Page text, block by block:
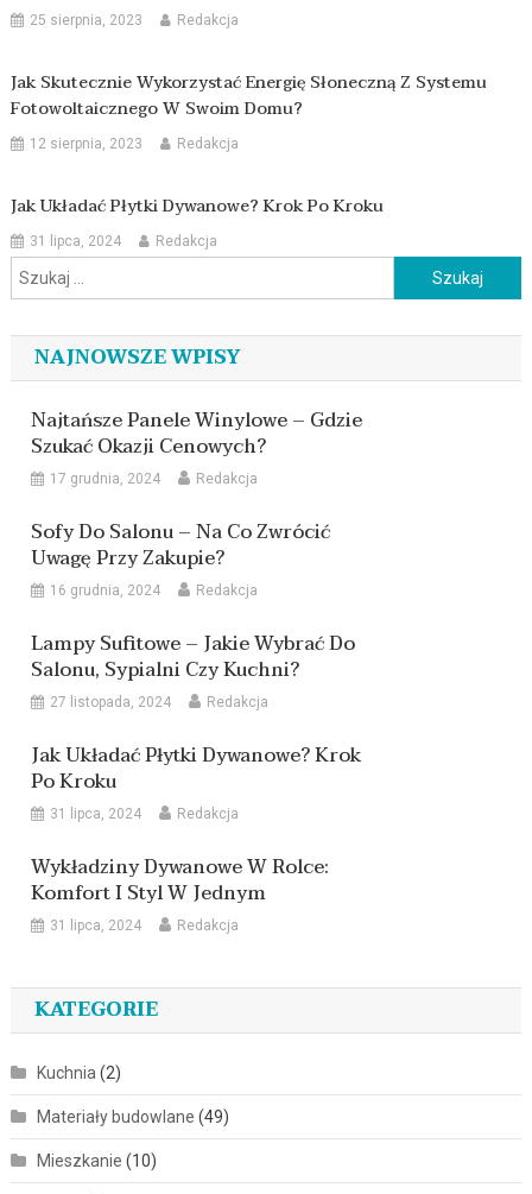
25 sierpnia, 2023 Redakcja
Jak Skutecznie Wykorzystać Energię Słoneczną Z Systemu
Fotowoltaicznego W Swoim Domu?
12 sierpnia, 2023 Redakcja
Jak Układać Płytki Dywanowe? Krok Po Kroku
31 lipca, 2024 Redakcja
Szukaj:
NAJNOWSZE WPISY
Najtańsze Panele Winylowe – Gdzie
Szukać Okazji Cenowych?
17 grudnia, 2024 Redakcja
Sofy Do Salonu – Na Co Zwrócić
Uwagę Przy Zakupie?
16 grudnia, 2024 Redakcja
Lampy Sufitowe – Jakie Wybrać Do
Salonu, Sypialni Czy Kuchni?
27 listopada, 2024 Redakcja
Jak Układać Płytki Dywanowe? Krok
Po Kroku
31 lipca, 2024 Redakcja
Wykładziny Dywanowe W Rolce:
Komfort I Styl W Jednym
31 lipca, 2024 Redakcja
KATEGORIE
Kuchnia (2)
Materiały budowlane (49)
Mieszkanie (10)